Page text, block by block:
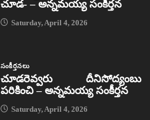
చూడ- – అన్నమయ్య సంకీర్తన
Saturday, April 4, 2026
సంకీర్తనలు
చూడరెవ్వరు దీనిసోద్యంబు
పరికించి – అన్నమయ్య సంకీర్తన
Saturday, April 4, 2026